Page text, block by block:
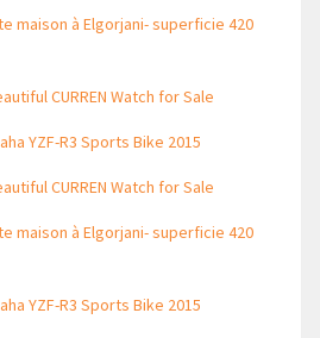
maison à Elgorjani- superficie 420
CURREN Watch for Sale
YZF-R3 Sports Bike 2015
CURREN Watch for Sale
maison à Elgorjani- superficie 420
YZF-R3 Sports Bike 2015